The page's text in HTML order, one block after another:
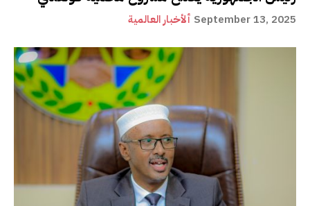
ألأخبار العالمية September 13, 2025